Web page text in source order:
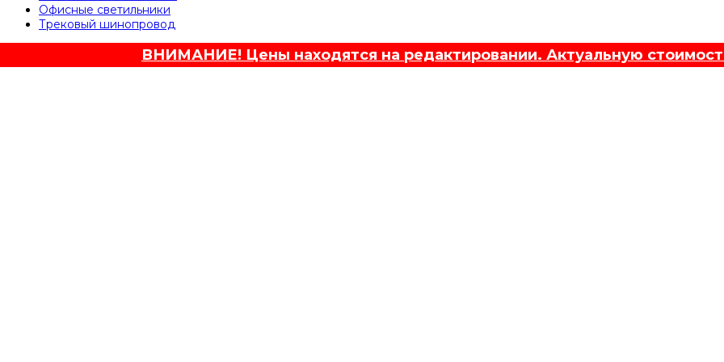
Офисные светильники
Трековый шинопровод
ВНИМАНИЕ! Цены находятся на редактировании. Актуальную